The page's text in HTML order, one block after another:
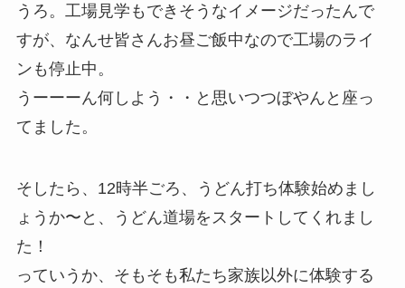
うろ。工場見学もできそうなイメージだったんで
すが、なんせ皆さんお昼ご飯中なので工場のライ
ンも停止中。
うーーーん何しよう・・と思いつつぼやんと座っ
てました。
そしたら、12時半ごろ、うどん打ち体験始めまし
ょうか〜と、うどん道場をスタートしてくれまし
た！
っていうか、そもそも私たち家族以外に体験する